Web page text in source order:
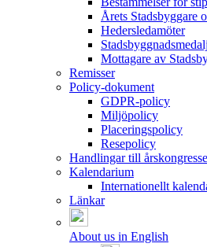
Årets Stadsbyggare
Hedersledamöter
Mottagare av
Remisser
Policy-dokument
GDPR-policy
Miljöpolicy
Placeringspolicy
Resepolicy
Handlingar till
Kalendarium
Internationellt
Länkar
About us in English